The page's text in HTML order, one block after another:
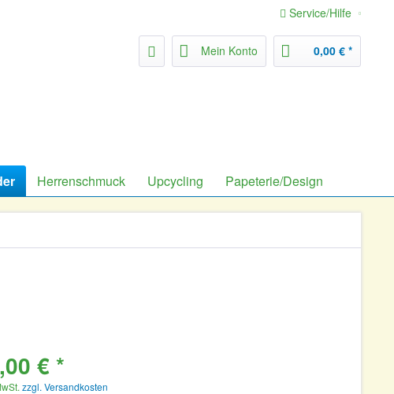
Service/Hilfe
Mein Konto 0,00 € *
Herrenschmuck Upcycling Papeterie/Design
€ *
zzgl. Versandkosten